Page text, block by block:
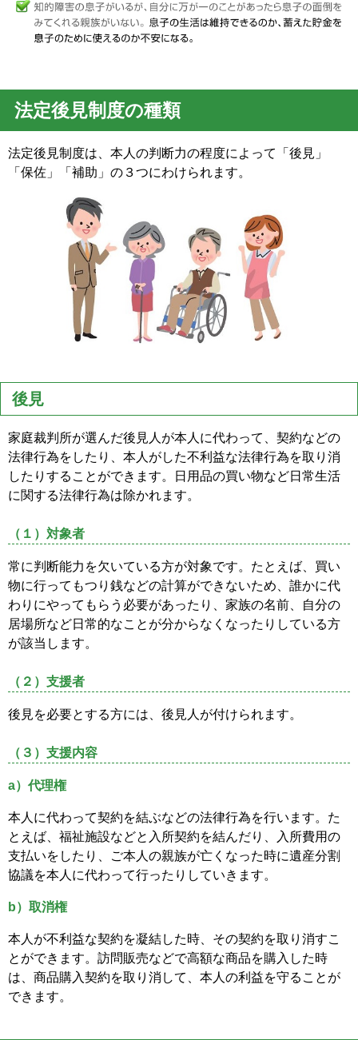
法定後見制度の種類
法定後見制度は、本人の判断力の程度によって「後見」
「保佐」「補助」の３つにわけられます。
後見
家庭裁判所が選んだ後見人が本人に代わって、契約などの
法律行為をしたり、本人がした不利益な法律行為を取り消
したりすることができます。日用品の買い物など日常生活
に関する法律行為は除かれます。
（１）対象者
常に判断能力を欠いている方が対象です。たとえば、買い
物に行ってもつり銭などの計算ができないため、誰かに代
わりにやってもらう必要があったり、家族の名前、自分の
居場所など日常的なことが分からなくなったりしている方
が該当します。
（２）支援者
後見を必要とする方には、後見人が付けられます。
（３）支援内容
a）代理権
本人に代わって契約を結ぶなどの法律行為を行います。た
とえば、福祉施設などと入所契約を結んだり、入所費用の
支払いをしたり、ご本人の親族が亡くなった時に遺産分割
協議を本人に代わって行ったりしていきます。
b）取消権
本人が不利益な契約を凝結した時、その契約を取り消すこ
とができます。訪問販売などで高額な商品を購入した時
は、商品購入契約を取り消して、本人の利益を守ることが
できます。